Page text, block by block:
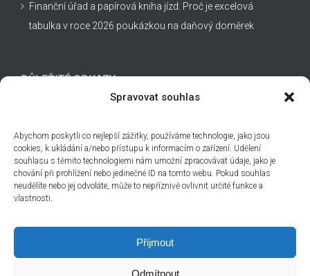
Spravovat souhlas
Abychom poskytli co nejlepší zážitky, používáme technologie, jako jsou
cookies, k ukládání a/nebo přístupu k informacím o zařízení. Udělení
souhlasu s těmito technologiemi nám umožní zpracovávat údaje, jako je
chování při prohlížení nebo jedinečné ID na tomto webu. Pokud souhlas
neudělíte nebo jej odvoláte, může to nepříznivě ovlivnit určité funkce a
vlastnosti.
Přijmout
Odmítnout
Finanční úřad a papírová kniha jízd: Proč je excelová
tabulka v roce 2026 poukázkou na daňový doměrek
DŮLEŽITÉ ODKAZY
Technická podpora
Obchodní podmínky
Cenová nabídka